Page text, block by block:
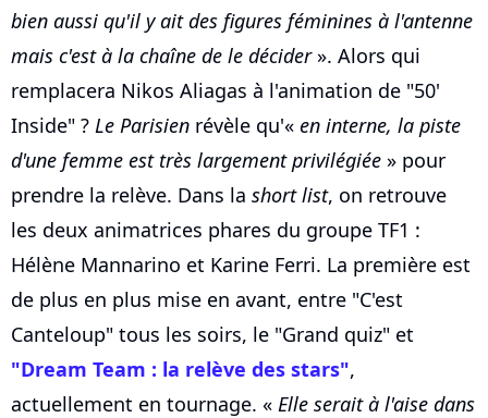
bien aussi qu'il y ait des figures féminines à l'antenne
mais c'est à la chaîne de le décider». Alors qui
remplacera Nikos Aliagas à l'animation de "50'
Inside" ? Le Parisien révèle qu'« en interne, la piste
d'une femme est très largement privilégiée » pour
prendre la relève. Dans la short list, on retrouve
les deux animatrices phares du groupe TF1 :
Hélène Mannarino et Karine Ferri. La première est
de plus en plus mise en avant, entre "C'est
Canteloup" tous les soirs, le "Grand quiz" et
"Dream Team : la relève des stars",
actuellement en tournage. « Elle serait à l'aise dans